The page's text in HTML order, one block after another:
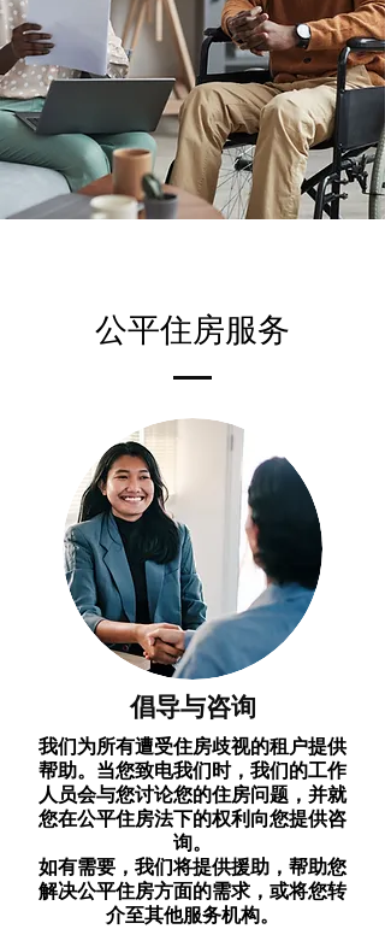
公平住房服务
倡导与咨询
我们为所有遭受住房歧视的租户提供
帮助。当您致电我们时，我们的工作
人员会与您讨论您的住房问题，并就
您在公平住房法下的权利向您提供咨
询。
如有需要，我们将提供援助，帮助您
解决公平住房方面的需求，或将您转
介至其他服务机构。